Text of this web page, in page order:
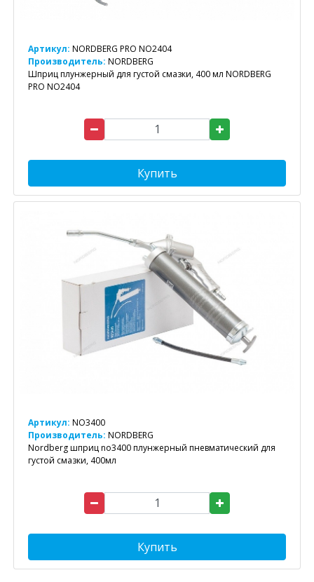
Артикул: NORDBERG PRO NO2404
Производитель: NORDBERG
Шприц плунжерный для густой смазки, 400 мл NORDBERG
PRO NO2404
Купить
Артикул: NO3400
Производитель: NORDBERG
Nordberg шприц no3400 плунжерный пневматический для
густой смазки, 400мл
Купить